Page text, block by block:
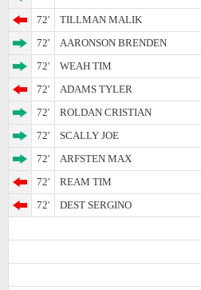
72'
TILLMAN MALIK
72'
AARONSON BRENDEN
72'
WEAH TIM
72'
ADAMS TYLER
72'
ROLDAN CRISTIAN
72'
SCALLY JOE
72'
ARFSTEN MAX
72'
REAM TIM
72'
DEST SERGINO